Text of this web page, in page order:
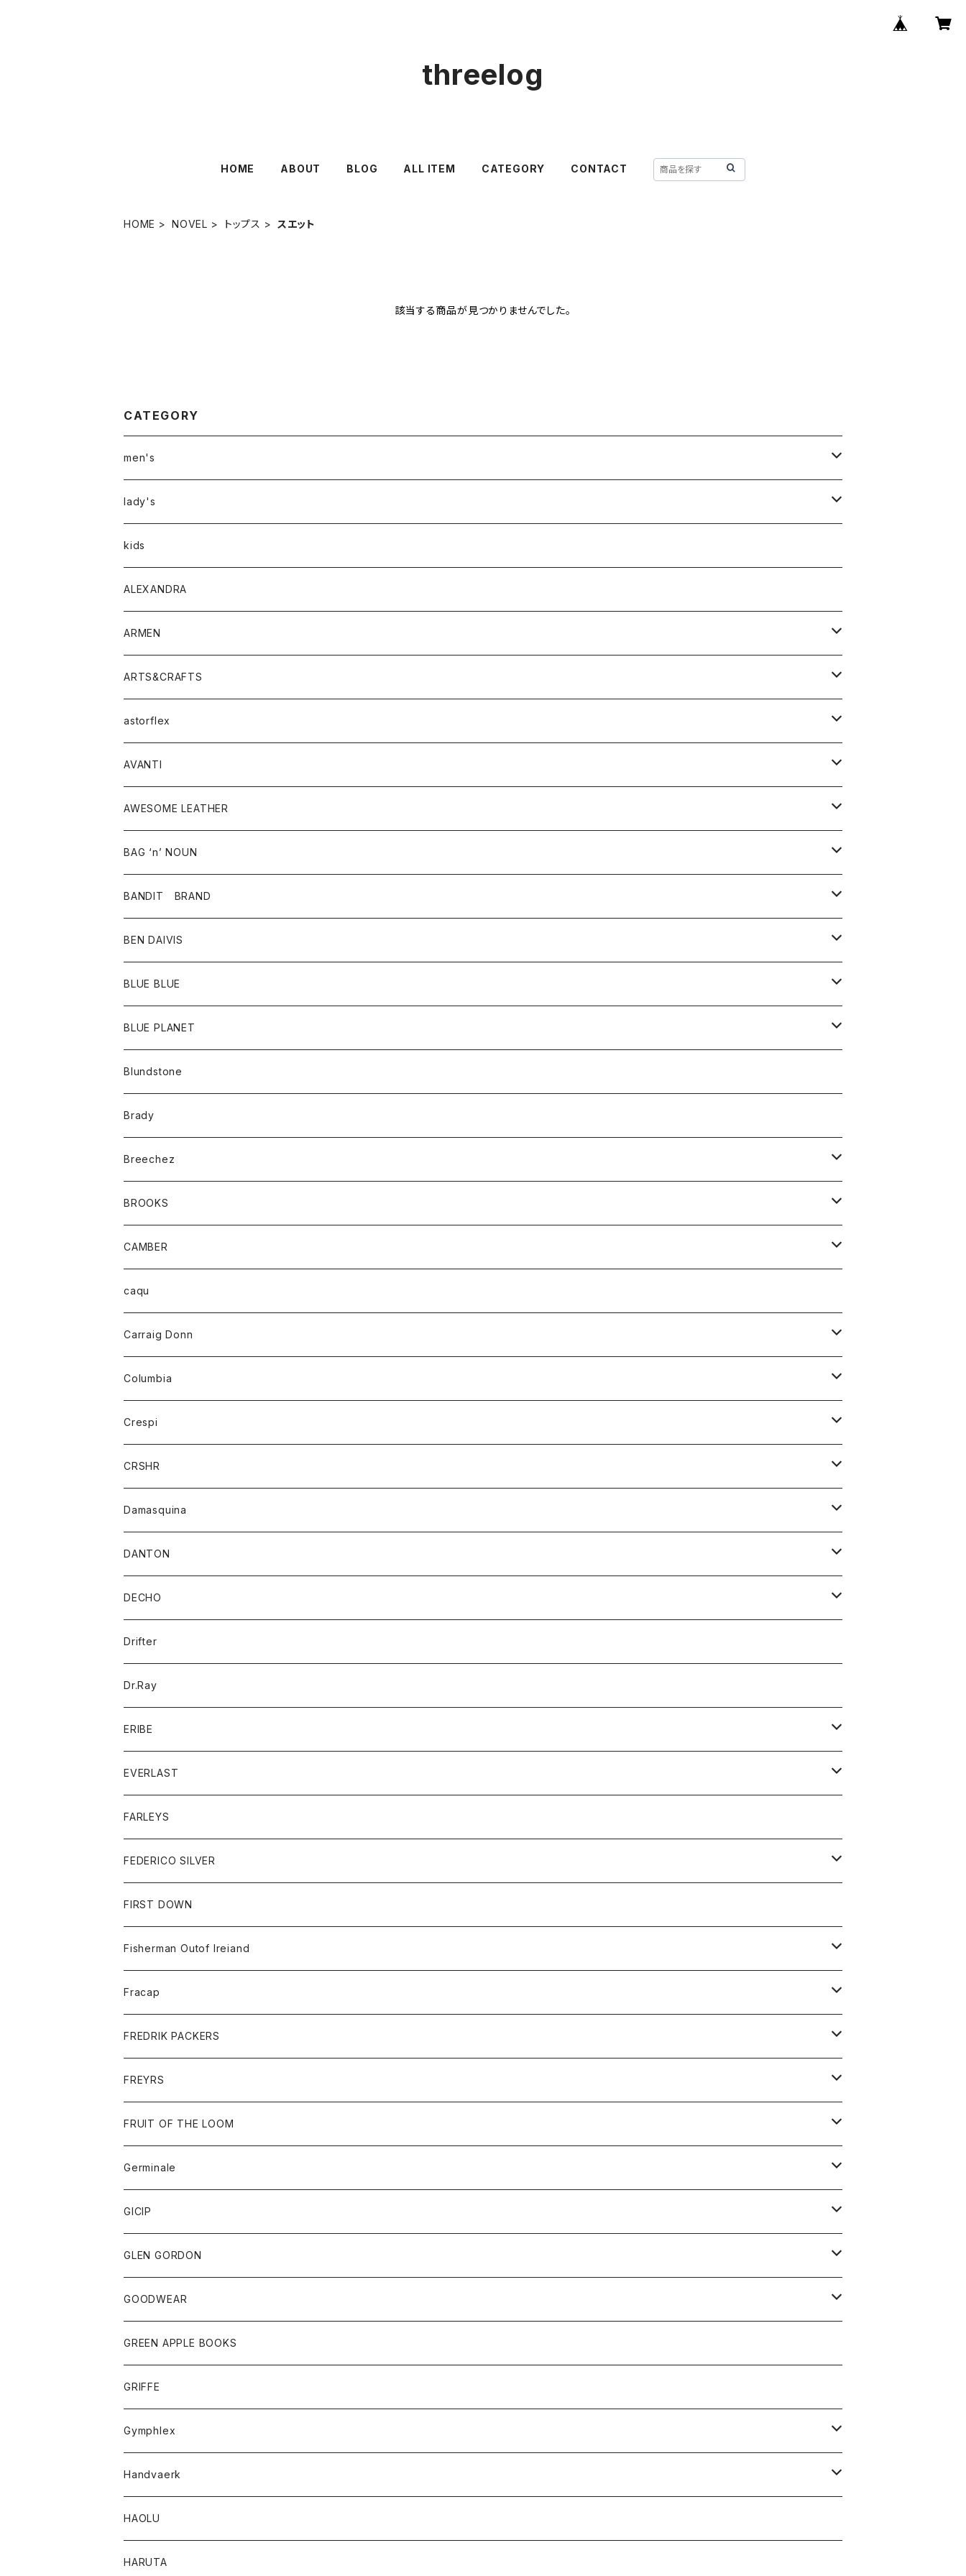
threelog
HOME ABOUT BLOG ALL ITEM CATEGORY CONTACT
HOME NOVEL トップス スエット
該当する商品が見つかりませんでした。
CATEGORY
men's
アウター
トップス
Tシャツ
シャツ
ボトムス
lady's
アウター
トップス
Tシャツ・カットソー
シャツ・ブラウス
ボトムス
パンツ
スカート
ワンピース・オールインワン
バッグ
シューズ
アクセサリー
その他雑貨
kids
ALEXANDRA
ARMEN
アウター
コート
ジャケット
トップス
ベスト
シャツ
ワンピース
ボトム
スカート
パンツ
グッズ
靴
ARTS&CRAFTS
アクセサリー
ウォレット
バッグ
astorflex
グッズ
靴
AVANTI
シャツ
AWESOME LEATHER
アウター
革ジャケット
BAG ‘n’ NOUN
アクセサリー
バッグ
ポーチ
BANDIT BRAND
トップス
Ｔシャツ
BEN DAIVIS
ポトム
パンツ
BLUE BLUE
アウター
カーディガン
コート
アクセサリー
バッグ
ベルト
キッズ
Tシャツ
グッズ
アンダーウェアー
カードホルダー
チーフ
バンダナ
トップス
カーディガン
トレーナー
パーカー
ボトム
オーバーオール
ショートパンツ
レディース
オーバーオール
カーディガン
Tシャツ
パーカー
BLUE PLANET
サングラス
Blundstone
Brady
Breechez
シャツ
BROOKS
グッズ
靴
CAMBER
トップス
ハーフスリーブTシャツ
caqu
Carraig Donn
ニット
Columbia
アウター
ジャケット
Crespi
ジャケット
ワンピース
ブラウス
CRSHR
キャップ
Damasquina
ウォレット
カードケース
バッグ
DANTON
アウター
コート
ジャケット
アクセサリー
バッグ
キッズ
シャツ
Tシャツ
グッズ
帽子
トップス
シャツ
セーター
ボトム
ショートパンツ
パンツ
レディース
コート
ジャケット
Tシャツ
ボトム
DECHO
帽子
Drifter
Dr.Ray
ERIBE
ニット
EVERLAST
トップス
ジャケット
スエットシャツ
ボトム
スエットパンツ
グッズ
帽子
FARLEYS
FEDERICO SILVER
アクセサリー
FIRST DOWN
Fisherman Outof Ireiand
ニット
Fracap
グッズ
靴
FREDRIK PACKERS
アクセサリー
バッグ
FREYRS
サングラス
FRUIT OF THE LOOM
アウター
パーカー
グッズ
ネクタイ
チーフ
トップス
シャツ
タンクトップ
ボトム
ショートパンツ
スカート
レディース
スカート
Tシャツ
Germinale
靴
サンダル
GICIP
トップス
Tシャツ
GLEN GORDON
グッズ
手袋
GOODWEAR
トップス
Tシャツ
GREEN APPLE BOOKS
GRIFFE
Gymphlex
アウター
カーディガン
コート
トップス
シャツ
レディース
Handvaerk
トップス
Tシャツ
HAOLU
HARUTA